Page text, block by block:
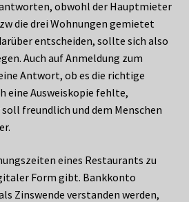
obwohl der Hauptmieter
die drei Wohnungen gemietet
entscheiden, sollte sich also
Auch auf Anmeldung zum
Antwort, ob es die richtige
eine Ausweiskopie fehlte,
freundlich und dem Menschen
eines Restaurants zu
Form gibt. Bankkonto
Zinswende verstanden werden,